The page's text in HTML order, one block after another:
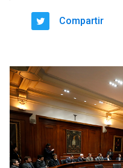
Compartir